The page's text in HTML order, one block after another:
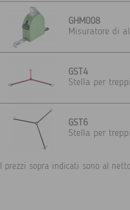
GHM008
Misuratore di
GST4
Stella per
GST6
Stella per
I prezzi sopra indicati sono al